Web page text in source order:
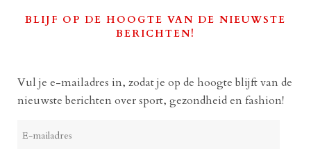
BLIJF OP DE HOOGTE VAN DE NIEUWSTE
BERICHTEN!
Vul je e-mailadres in, zodat je op de hoogte blijft van de
nieuwste berichten over sport, gezondheid en fashion!
mailadres